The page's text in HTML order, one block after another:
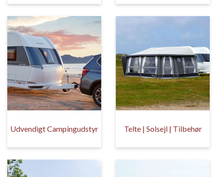
Udvendigt Campingudstyr Telte | Solsejl | Tilbehør